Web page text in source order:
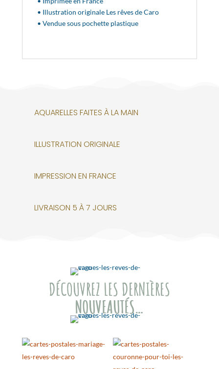
• Illustration originale Les rêves de Caro
• Vendue sous pochette plastique
AQUARELLES FAITES À LA MAIN
ILLUSTRATION ORIGINALE
IMPRESSION EN FRANCE
LIVRAISON 5 À 7 JOURS
DÉCOUVREZ LES DERNIÈRES
NOUVEAUTÉS…